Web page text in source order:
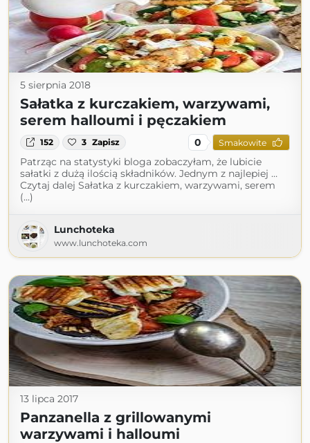
5 sierpnia 2018
Sałatka z kurczakiem, warzywami,
serem halloumi i pęczakiem
152 3 Zapisz 0 Smakowite
Patrząc na statystyki bloga zobaczyłam, że lubicie
sałatki z dużą ilością składników. Jednym z najlepiej …
Czytaj dalej Sałatka z kurczakiem, warzywami, serem
(...)
Lunchoteka
www.lunchoteka.com
13 lipca 2017
Panzanella z grillowanymi
warzywami i halloumi